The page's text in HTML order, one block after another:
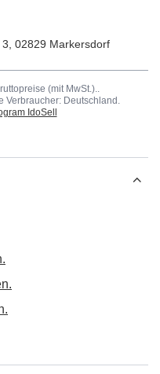
02829 Markersdorf
(mit MwSt.)..
Verbraucher: Deutschland .